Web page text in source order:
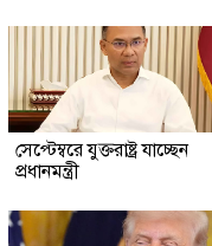
সেপ্টেম্বরে যুক্তরাষ্ট্র যাচ্ছেন
প্রধানমন্ত্রী